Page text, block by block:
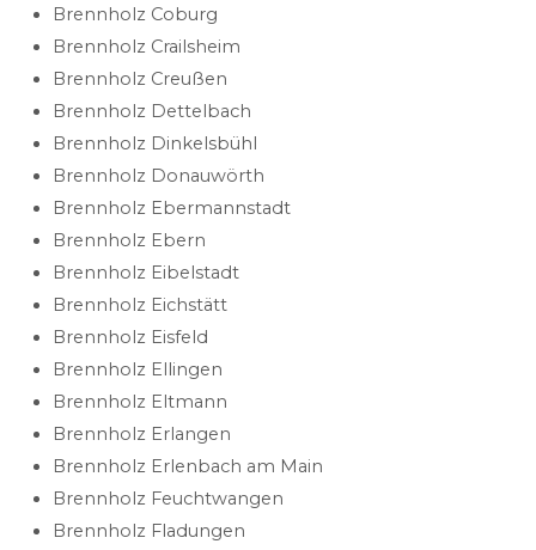
Brennholz Coburg
Brennholz Crailsheim
Brennholz Creußen
Brennholz Dettelbach
Brennholz Dinkelsbühl
Brennholz Donauwörth
Brennholz Ebermannstadt
Brennholz Ebern
Brennholz Eibelstadt
Brennholz Eichstätt
Brennholz Eisfeld
Brennholz Ellingen
Brennholz Eltmann
Brennholz Erlangen
Brennholz Erlenbach am Main
Brennholz Feuchtwangen
Brennholz Fladungen